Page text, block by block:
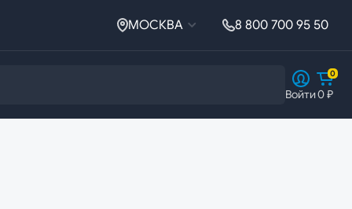
МОСКВА 8 800 700 95 50
Войти
0
0 ₽